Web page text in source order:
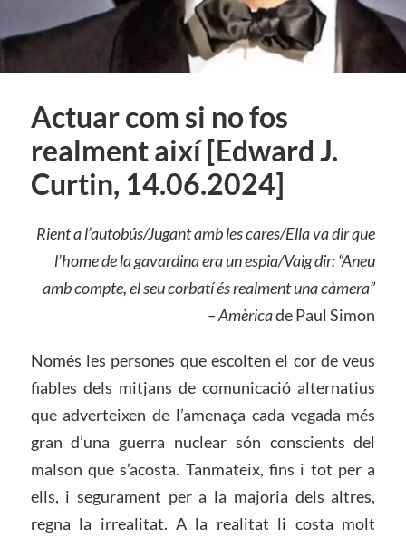
Actuar com si no fos
realment així [Edward J.
Curtin, 14.06.2024]
Rient a l’autobús/Jugant amb les cares/Ella va dir que
l’home de la gavardina era un espia/Vaig dir: “Aneu
amb compte, el seu corbatí és realment una càmera”
– Amèricade Paul Simon
Només les persones que escolten el cor de veus
fiables dels mitjans de comunicació alternatius
que adverteixen de l’amenaça cada vegada més
gran d’una guerra nuclear són conscients del
malson que s’acosta. Tanmateix, fins i tot per a
ells, i segurament per a la majoria dels altres,
regna la irrealitat. A la realitat li costa molt